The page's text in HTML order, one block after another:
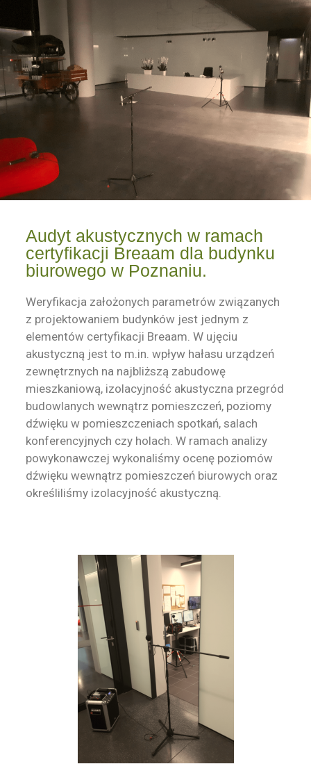
Audyt akustycznych w ramach
certyfikacji Breaam dla budynku
biurowego w Poznaniu.
Weryfikacja założonych parametrów związanych
z projektowaniem budynków jest jednym z
elementów certyfikacji Breaam. W ujęciu
akustyczną jest to m.in. wpływ hałasu urządzeń
zewnętrznych na najbliższą zabudowę
mieszkaniową, izolacyjność akustyczna przegród
budowlanych wewnątrz pomieszczeń, poziomy
dźwięku w pomieszczeniach spotkań, salach
konferencyjnych czy holach. W ramach analizy
powykonawczej wykonaliśmy ocenę poziomów
dźwięku wewnątrz pomieszczeń biurowych oraz
określiliśmy izolacyjność akustyczną.